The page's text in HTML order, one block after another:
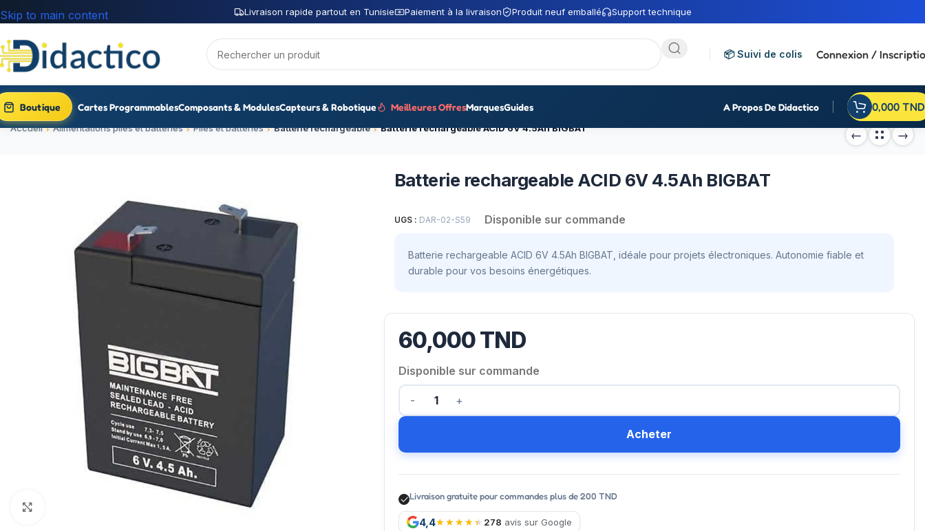
Livraison rapide partout en Tunisie Paiement à la livraison Produit neuf emballé Support technique
Skip to main content
📦 Suivi de colis Connexion /
Boutique Cartes ProgrammablesComposants & ModulesCapteurs & Robotique Meilleures OffresMarquesGuides A Propos De Didactico 0,000 TND
Accueil Alimentations piles et batteries Piles et batteries Batterie rechargeable Batterie rechargeable ACID 6V 4.5Ah BIGBAT
Batterie rechargeable ACID 6V 4.5Ah BIGBAT
UGS : DAR-02-S59 Disponible sur commande
Batterie rechargeable ACID 6V 4.5Ah BIGBAT, idéale pour projets électroniques. Autonomie fiable et
durable pour vos besoins énergétiques.
60,000TND
Disponible sur commande
Acheter
Livraison gratuite pour commandes plus de 200 TND
4,4 278 avis sur Google